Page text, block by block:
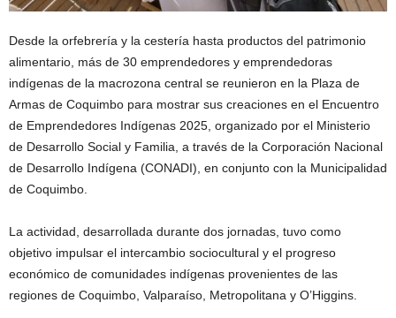
Desde la orfebrería y la cestería hasta productos del patrimonio
alimentario, más de 30 emprendedores y emprendedoras
indígenas de la macrozona central se reunieron en la Plaza de
Armas de Coquimbo para mostrar sus creaciones en el Encuentro
de Emprendedores Indígenas 2025, organizado por el Ministerio
de Desarrollo Social y Familia, a través de la Corporación Nacional
de Desarrollo Indígena (CONADI), en conjunto con la Municipalidad
de Coquimbo.
La actividad, desarrollada durante dos jornadas, tuvo como
objetivo impulsar el intercambio sociocultural y el progreso
económico de comunidades indígenas provenientes de las
regiones de Coquimbo, Valparaíso, Metropolitana y O’Higgins.